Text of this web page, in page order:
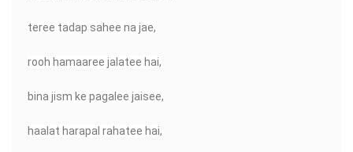
teree tadap sahee na jae,
rooh hamaaree jalatee hai,
bina jism ke pagalee jaisee,
haalat harapal rahatee hai,